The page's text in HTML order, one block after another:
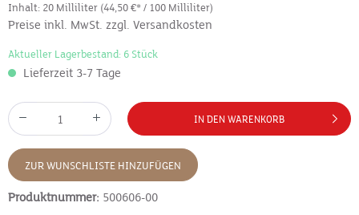
Inhalt: 20 Milliliter (44,50 €* / 100 Milliliter)
Preise inkl. MwSt. zzgl. Versandkosten
Aktueller Lagerbestand: 6 Stück
Lieferzeit 3-7 Tage
IN DEN WARENKORB
ZUR WUNSCHLISTE HINZUFÜGEN
Produktnummer: 500606-00